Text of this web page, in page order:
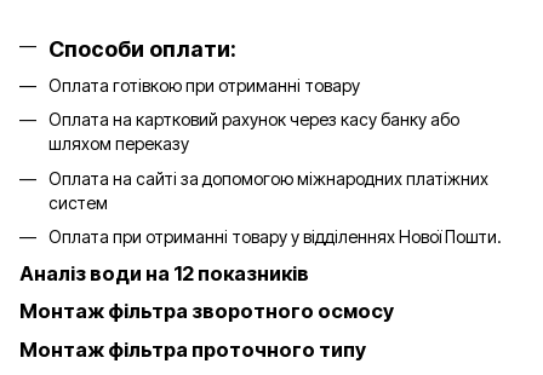
Способи оплати:
Оплата готівкою при отриманні товару
Оплата на картковий рахунок через касу банку або
шляхом переказу
Оплата на сайті за допомогою міжнародних платіжних
систем
Оплата при отриманні товару у відділеннях Нової Пошти.
Аналіз води на 12 показників
Монтаж фільтра зворотного осмосу
Монтаж фільтра проточного типу